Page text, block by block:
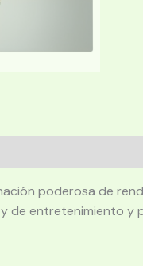
poderosa de
entretenimiento y